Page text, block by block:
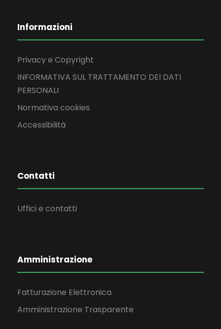
Informazioni
Privacy e Copyright
INFORMATIVA SUL TRATTAMENTO DEI DATI
PERSONALI
Normativa cookies
Accessibilità
Contatti
Uffici e contatti
Amministrazione
Fatturazione Elettronica
Amministrazione Trasparente